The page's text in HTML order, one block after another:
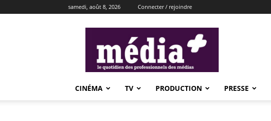
samedi, août 8, 2026 Connecter / rejoindre
CINÉMA TV PRODUCTION PRESSE